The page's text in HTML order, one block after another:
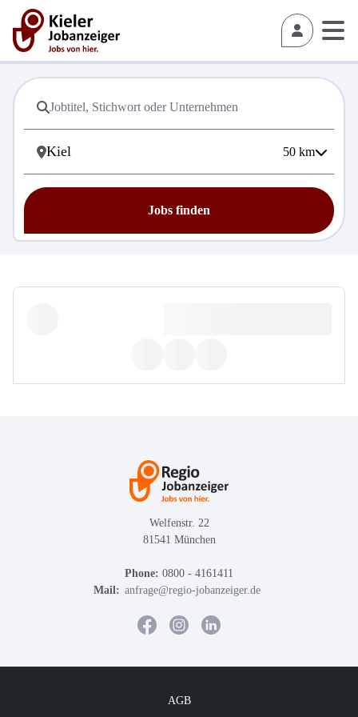
50 km
Jobs finden
Welfenstr. 22
81541 München
Phone: 0800 - 4161411
Mail: anfrage@regio-jobanzeiger.de
AGB